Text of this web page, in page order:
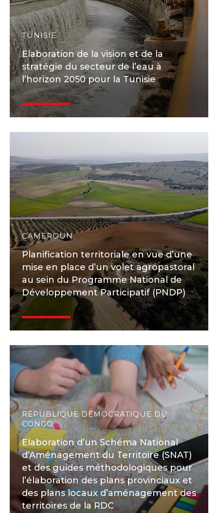
TUNISIE
Elaboration de la vision et de la
stratégie du secteur de l’eau à
l’horizon 2050 pour la Tunisie
CAMEROUN
Planification territoriale en vue d’une
mise en place d’un volet agropastoral
au sein du Programme National de
Développement Participatif (PNDP)
RÉPUBLIQUE DÉMOCRATIQUE DU
CONGO
Elaboration d’un Schéma National
d’Aménagement du Territoire (SNAT)
et des guides méthodologiques pour
l’élaboration des plans provinciaux et
des plans locaux d’aménagement des
territoires de la RDC